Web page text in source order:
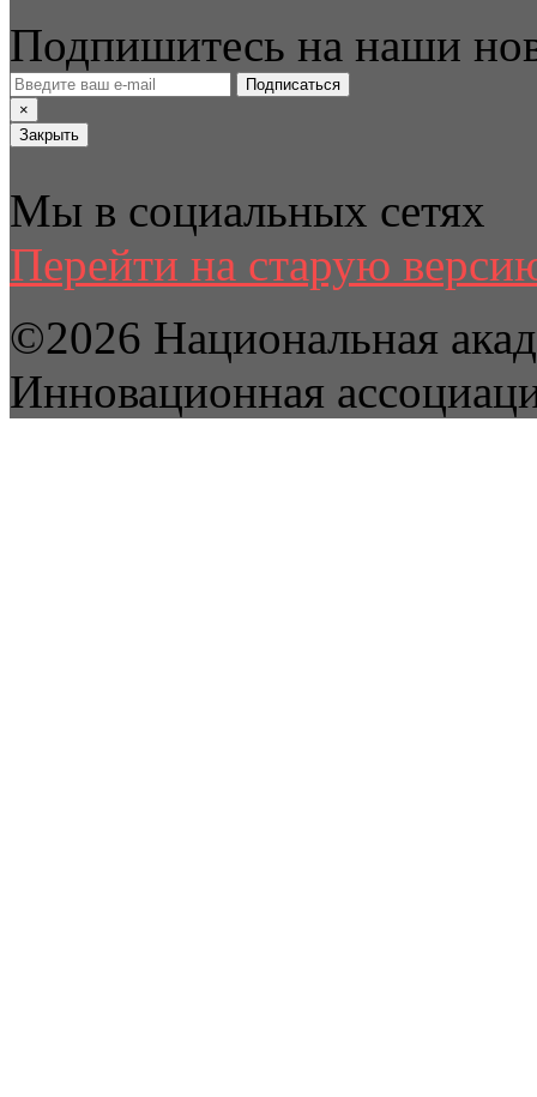
Подпишитесь на наши
Подписаться
×
Закрыть
Мы в социальных сетях
Перейти на старую
©2026 Национальная
Инновационная